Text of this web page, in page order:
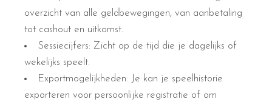
overzicht van alle geldbewegingen, van aanbetaling
tot cashout en uitkomst.
Sessiecijfers: Zicht op de tijd die je dagelijks of
wekelijks speelt.
Exportmogelijkheden: Je kan je speelhistorie
exporteren voor persoonlijke registratie of om